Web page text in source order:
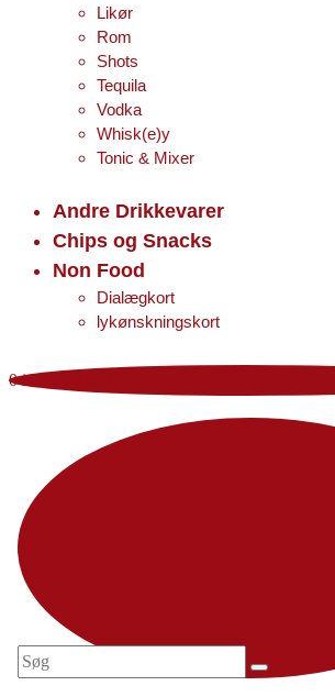
Likør
Rom
Shots
Tequila
Vodka
Whisk(e)y
Tonic & Mixer
Andre Drikkevarer
Chips og Snacks
Non Food
Dialægkort
lykønskningskort
0 items